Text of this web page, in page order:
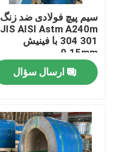
صفحه اصلی
فیلم های
سیم پیچ فولادی ضد زنگ
JIS AISI Astm A240m
304 301 با فینیش
0.15mm
ارسال سؤال